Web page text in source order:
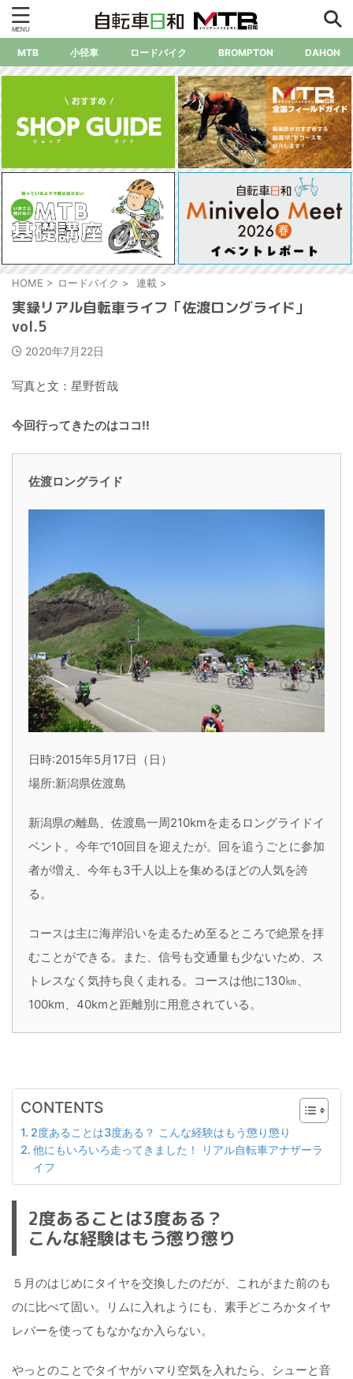
MTB 小径車 ロードバイク BROMPTON DAHON
HOME > ロードバイク > 連載 >
実録リアル自転車ライフ「佐渡ロングライド」
vol.5
2020年7月22日
写真と文：星野哲哉
今回行ってきたのはココ!!
佐渡ロングライド
日時:2015年5月17日（日）
場所:新潟県佐渡島
新潟県の離島、佐渡島一周210kmを走るロングライドイ
ベント。今年で10回目を迎えたが。回を追うごとに参加
者が増え、今年も3千人以上を集めるほどの人気を誇
る。
コースは主に海岸沿いを走るため至るところで絶景を拝
むことができる。また、信号も交通量も少ないため、ス
トレスなく気持ち良く走れる。コースは他に130㎞、
100km、40kmと距離別に用意されている。
CONTENTS
2度あることは3度ある？ こんな経験はもう懲り懲り
他にもいろいろ走ってきました！ リアル自転車アナザーラ
イフ
2度あることは3度ある？
こんな経験はもう懲り懲り
５月のはじめにタイヤを交換したのだが、これがまた前のも
のに比べて固い。リムに入れようにも、素手どころかタイヤ
レバーを使ってもなかなか入らない。
やっとのことでタイヤがハマり空気を入れたら、シューと音